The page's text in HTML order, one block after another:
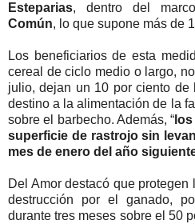
Esteparias, dentro del
Común, lo que supone más de
Los beneficiarios de esta
cereal de ciclo medio o largo,
julio, dejan un 10 por ciento de
destino a la alimentación de la
sobre el barbecho. Además, “
superficie de rastrojo sin
mes de enero del año
Del Amor destacó que
destrucción por el ganado,
durante tres meses sobre el 50